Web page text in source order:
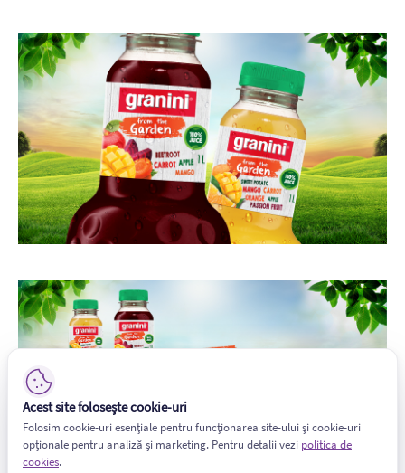
Acest site folosește cookie-uri
Folosim cookie-uri esențiale pentru funcționarea site-ului și cookie-uri
opționale pentru analiză și marketing. Pentru detalii vezi politica de
cookies.